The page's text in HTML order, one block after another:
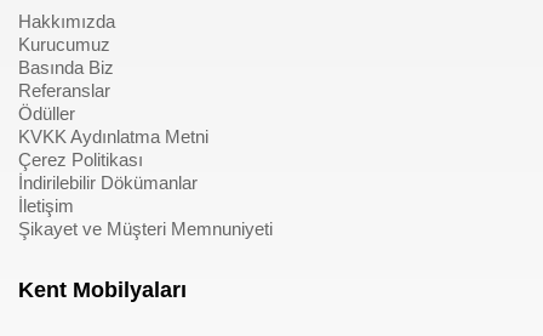
Hakkımızda
Kurucumuz
Basında Biz
Referanslar
Ödüller
KVKK Aydınlatma Metni
Çerez Politikası
İndirilebilir Dökümanlar
İletişim
Şikayet ve Müşteri Memnuniyeti
Kent Mobilyaları